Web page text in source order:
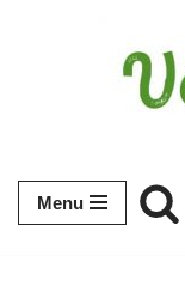
Menu